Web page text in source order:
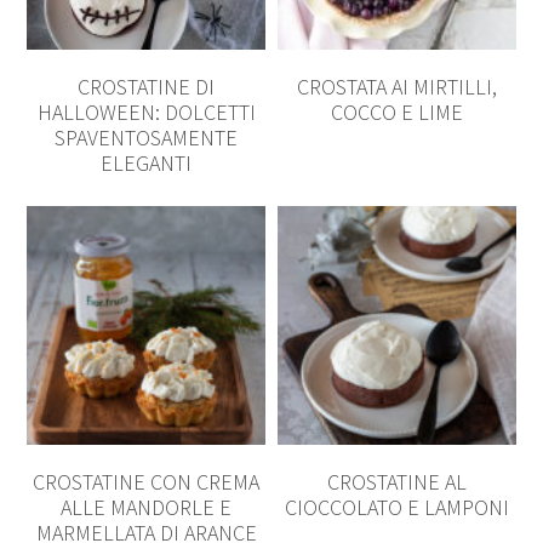
CROSTATINE DI
HALLOWEEN: DOLCETTI
SPAVENTOSAMENTE
ELEGANTI
CROSTATA AI MIRTILLI,
COCCO E LIME
CROSTATINE CON CREMA
ALLE MANDORLE E
MARMELLATA DI ARANCE
CROSTATINE AL
CIOCCOLATO E LAMPONI